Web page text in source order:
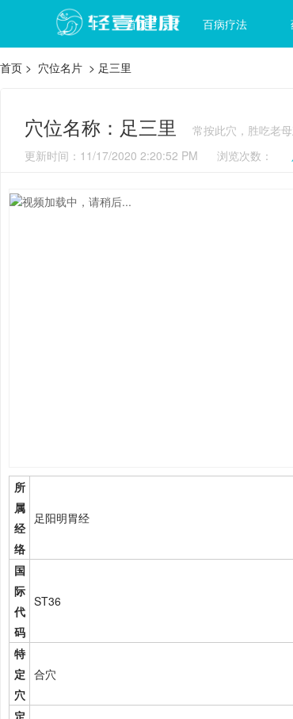
首页 百病疗法
首页 > 穴位名片 > 足三里
穴位名称：足三里
常按此穴，胜吃老母
更新时间：11/17/2020 2:20:52 PM 浏览次数：
视频加载中，请稍后...
所
属
经
络
足阳明胃经
国
际
代
码
ST36
特
定
穴
合穴
定